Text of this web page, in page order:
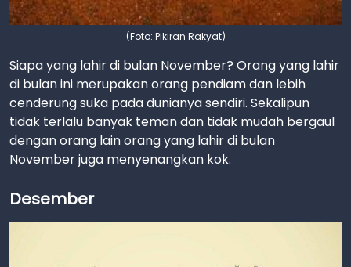
(Foto: Pikiran Rakyat)
Siapa yang lahir di bulan November? Orang yang lahir
di bulan ini merupakan orang pendiam dan lebih
cenderung suka pada dunianya sendiri. Sekalipun
tidak terlalu banyak teman dan tidak mudah bergaul
dengan orang lain orang yang lahir di bulan
November juga menyenangkan kok.
Desember